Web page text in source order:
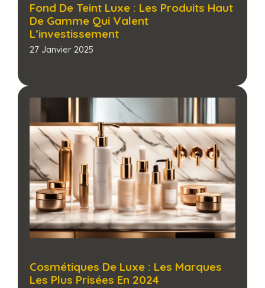
Fond De Teint Luxe : Les Produits Haut
De Gamme Qui Valent
L’investissement
27 Janvier 2025
Cosmétiques De Luxe : Les Marques
Les Plus Prisées En 2024